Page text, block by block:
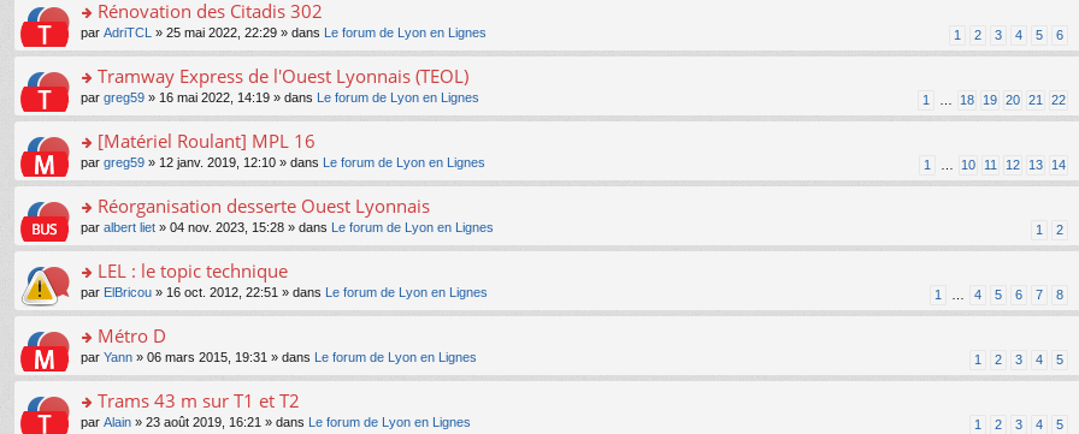
le
pl
u
s
ré
c
e
nt
n
n
le
pl
u
s
ré
c
e
nt
a
g
e
n
n
le
pl
u
s
ré
c
e
nt
m
e
s
a
g
e
n
n
le
pl
u
s
ré
c
e
nt
s
ult
er
le
m
e
s
a
g
e
n
n
le
pl
u
s
ré
c
e
nt
o
n
s
ult
er
le
m
e
s
a
g
e
n
n
le
pl
u
s
ré
c
Rénovation des Citadis 302
1 2 3 4 5 6
par AdriTCL » 25 mai 2022, 22:29 » dans Le forum de Lyon en Lignes
o
n
s
ult
er
le
m
e
s
a
g
e
n
n
le
pl
Tramway Express de l'Ouest Lyonnais (TEOL)
1 … 18 19 20 21 22
par greg59 » 16 mai 2022, 14:19 » dans Le forum de Lyon en Lignes
o
n
s
ult
er
le
m
e
s
a
g
e
n
[Matériel Roulant] MPL 16
1 … 10 11 12 13 14
par greg59 » 12 janv. 2019, 12:10 » dans Le forum de Lyon en Lignes
o
n
s
ult
er
le
m
e
s
a
g
Réorganisation desserte Ouest Lyonnais
1 2
par albert liet » 04 nov. 2023, 15:28 » dans Le forum de Lyon en Lignes
o
n
s
ult
er
le
m
e
LEL : le topic technique
1 … 4 5 6 7 8
par ElBricou » 16 oct. 2012, 22:51 » dans Le forum de Lyon en Lignes
o
n
s
ult
er
Métro D
1 2 3 4 5
par Yann » 06 mars 2015, 19:31 » dans Le forum de Lyon en Lignes
o
Trams 43 m sur T1 et T2
1 2 3 4 5
par Alain » 23 août 2019, 16:21 » dans Le forum de Lyon en Lignes